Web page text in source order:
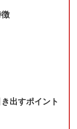
出すポイント